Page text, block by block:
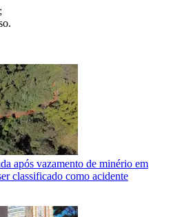
após vazamento de minério em
classificado como acidente